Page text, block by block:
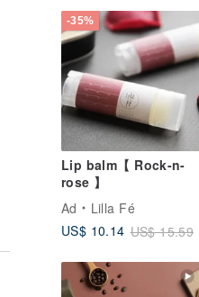
-35%
Lip balm【 Rock-n-
rose 】
Ad
Lilla Fé
US$ 10.14 US$ 15.59